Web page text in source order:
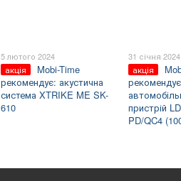
5 лютого 2024
акція
Mobi-Time
рекомендує: акустична
система XTRIKE ME SK-
610
31 січня 2024
акція
пристрій
PD/QC4